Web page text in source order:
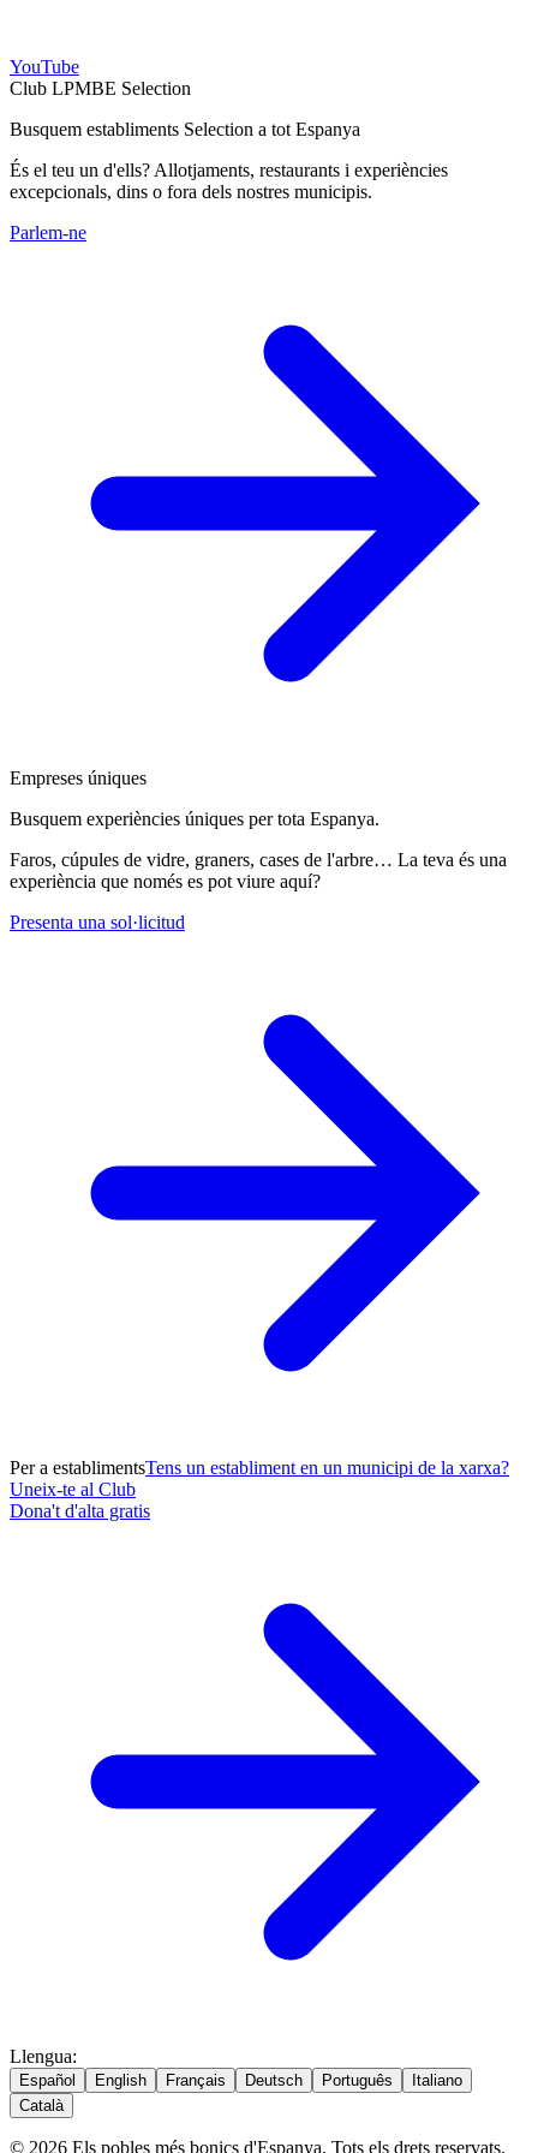
YouTube
Club LPMBE Selection
Busquem establiments Selection a tot Espanya
És el teu un d'ells? Allotjaments, restaurants i experiències
excepcionals, dins o fora dels nostres municipis.
Parlem-ne
Empreses úniques
Busquem experiències úniques per tota Espanya.
Faros, cúpules de vidre, graners, cases de l'arbre… La teva és una
experiència que només es pot viure aquí?
Presenta una sol·licitud
Per a establimentsTens un establiment en un municipi de la xarxa?
Uneix-te al Club
Dona't d'alta gratis
Llengua:
Español English Français Deutsch Português
Italiano
Català
© 2026 Els pobles més bonics d'Espanya. Tots els drets reservats.